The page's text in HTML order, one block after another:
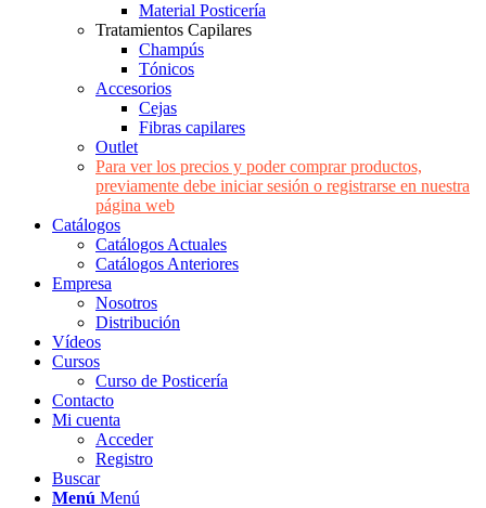
Material Posticería
Tratamientos Capilares
Champús
Tónicos
Accesorios
Cejas
Fibras capilares
Outlet
Para ver los precios y poder comprar productos,
previamente debe iniciar sesión o registrarse en nuestra
página web
Catálogos
Catálogos Actuales
Catálogos Anteriores
Empresa
Nosotros
Distribución
Vídeos
Cursos
Curso de Posticería
Contacto
Mi cuenta
Acceder
Registro
Buscar
Menú Menú